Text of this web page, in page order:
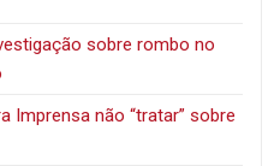
sobre rombo no
Imprensa não “tratar” sobre